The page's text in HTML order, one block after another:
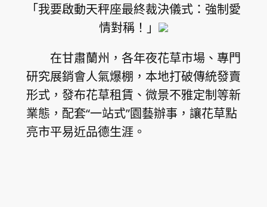
「我要啟動天秤座最終裁決儀式：強制愛
情對稱！」
在甘肅蘭州，各年夜花草市場、專門
研究展銷會人氣爆棚，本地打破傳統發賣
形式，發布花草租賃、微景不雅定制等新
業態，配套“一站式”園藝辦事，讓花草點
亮市平易近品德生涯。